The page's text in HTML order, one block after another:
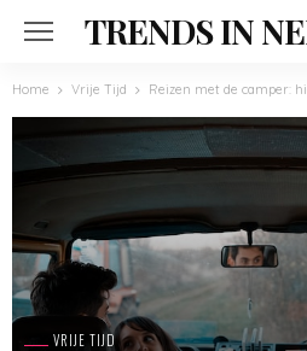
TRENDS IN
Home Vrije Tijd Reizen met de camper:
VRIJE TIJD